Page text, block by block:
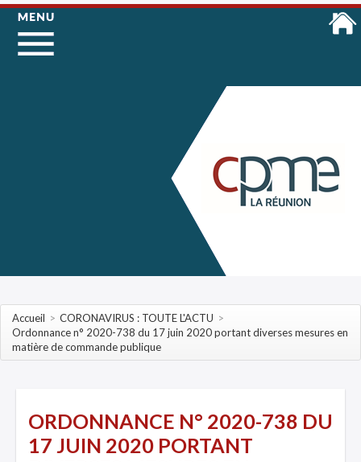
Accueil > CORONAVIRUS : TOUTE L'ACTU >
Ordonnance n° 2020-738 du 17 juin 2020 portant diverses mesures en
matière de commande publique
ORDONNANCE N° 2020-738 DU
17 JUIN 2020 PORTANT